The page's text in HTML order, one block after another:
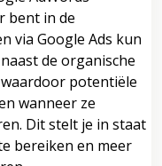
bent in de
via Google Ads kun
de organische
potentiële
wanneer ze
Dit stelt je in staat
bereiken en meer